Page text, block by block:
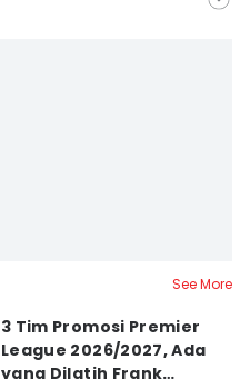
See More
3 Tim Promosi Premier
League 2026/2027, Ada
yang Dilatih Frank